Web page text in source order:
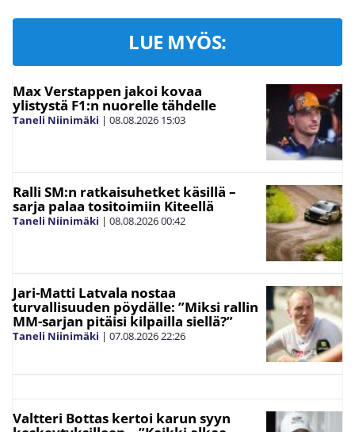
LUE MYÖS:
Max Verstappen jakoi kovaa
ylistystä F1:n nuorelle tähdelle
Taneli Niinimäki | 08.08.2026 15:03
Ralli SM:n ratkaisuhetket käsillä –
sarja palaa tositoimiin Kiteellä
Taneli Niinimäki | 08.08.202600:42
Jari-Matti Latvala nostaa
turvallisuuden pöydälle: ”Miksi rallin
MM-sarjan pitäisi kilpailla siellä?”
Taneli Niinimäki | 07.08.202622:26
Valtteri Bottas kertoi karun syyn